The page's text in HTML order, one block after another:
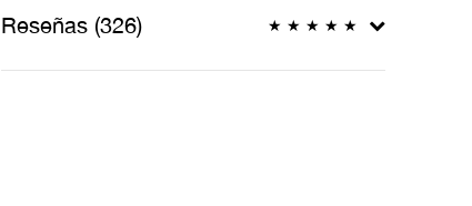
Reseñas (326) ★ ★ ★ ★ ★